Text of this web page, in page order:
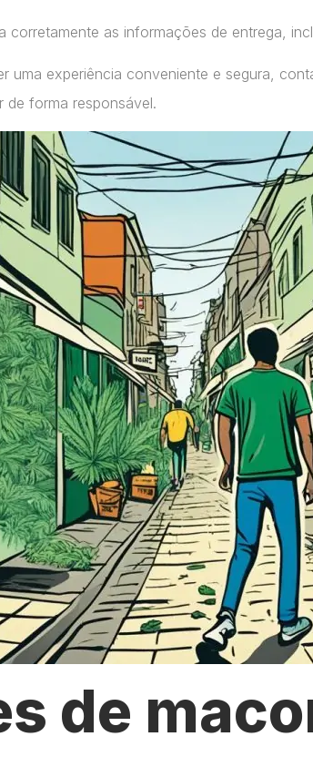
corretamente as informações de entrega,
uma experiência conveniente e segura,
de forma responsável.
de